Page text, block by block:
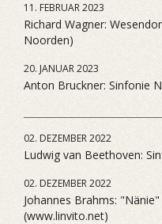
11. FEBRUAR 2023
Richard Wagner:
Noorden)
20. JANUAR 2023
Anton Bruckner: Sinfonie
02. DEZEMBER 2022
Ludwig van Beethoven:
02. DEZEMBER 2022
Johannes Brahms:
(www.linvito.net)